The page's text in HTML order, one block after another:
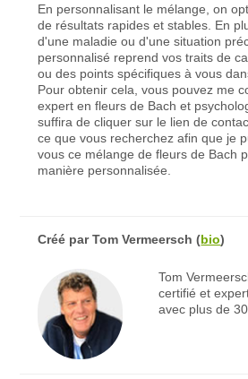
En personnalisant le mélange, on
de résultats rapides et stables. En
d'une maladie ou d'une situation
personnalisé reprend vos traits de
ou des points spécifiques à vous
Pour obtenir cela, vous pouvez me
expert en fleurs de Bach et
suffira de cliquer sur le lien de
ce que vous recherchez afin que je
vous ce mélange de fleurs de Bach
manière personnalisée.
Créé parTom Vermeersch (bio)
Tom
certifié et
avec plus de